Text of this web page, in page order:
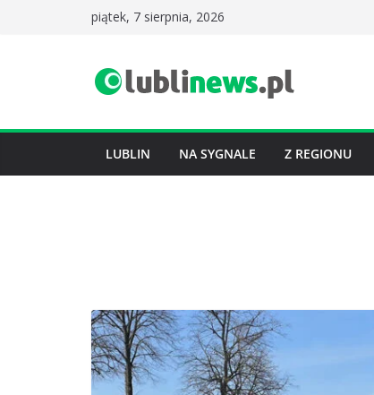
piątek, 7 sierpnia, 2026
LUBLIN NA SYGNALE Z REGIONU